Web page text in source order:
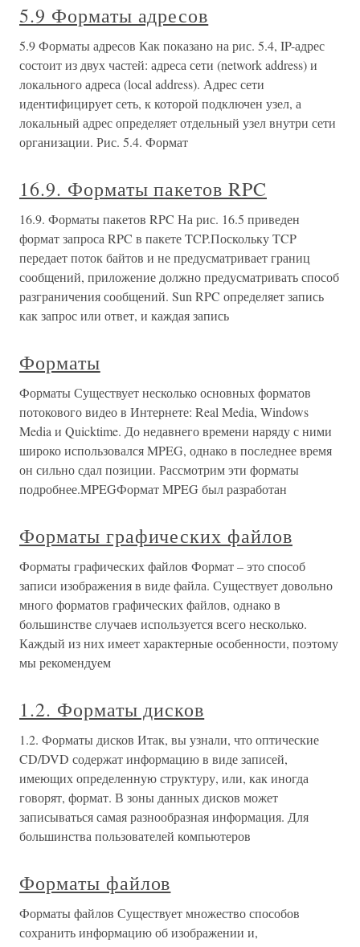
5.9 Форматы адресов
5.9 Форматы адресов Как показано на рис. 5.4, IP-адрес
состоит из двух частей: адреса сети (network address) и
локального адреса (local address). Адрес сети
идентифицирует сеть, к которой подключен узел, а
локальный адрес определяет отдельный узел внутри сети
организации. Рис. 5.4. Формат
16.9. Форматы пакетов RPC
16.9. Форматы пакетов RPC На рис. 16.5 приведен
формат запроса RPC в пакете TCP.Поскольку TCP
передает поток байтов и не предусматривает границ
сообщений, приложение должно предусматривать способ
разграничения сообщений. Sun RPC определяет запись
как запрос или ответ, и каждая запись
Форматы
Форматы Существует несколько основных форматов
потокового видео в Интернете: Real Media, Windows
Media и Quicktime. До недавнего времени наряду с ними
широко использовался MPEG, однако в последнее время
он сильно сдал позиции. Рассмотрим эти форматы
подробнее.MPEGФормат MPEG был разработан
Форматы графических файлов
Форматы графических файлов Формат – это способ
записи изображения в виде файла. Существует довольно
много форматов графических файлов, однако в
большинстве случаев используется всего несколько.
Каждый из них имеет характерные особенности, поэтому
мы рекомендуем
1.2. Форматы дисков
1.2. Форматы дисков Итак, вы узнали, что оптические
CD/DVD содержат информацию в виде записей,
имеющих определенную структуру, или, как иногда
говорят, формат. В зоны данных дисков может
записываться самая разнообразная информация. Для
большинства пользователей компьютеров
Форматы файлов
Форматы файлов Существует множество способов
сохранить информацию об изображении и,